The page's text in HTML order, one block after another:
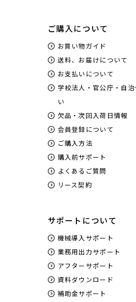
ご購入について
お買い物ガイド
送料、お届けについて
お支払いについて
学校法人・官公庁・自
い
欠品・次回入荷日情報
会員登録について
ご購入方法
購入前サポート
よくあるご質問
リース契約
サポートについて
機械導入サポート
業務用出力サポート
アフターサポート
資料ダウンロード
補助金サポート